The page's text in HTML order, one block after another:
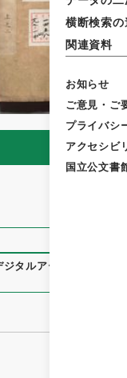
横断検索の
関連資料
お知らせ
ご意見・ご
プライバシ
アクセシビ
国立公文書
タルアーカイブ